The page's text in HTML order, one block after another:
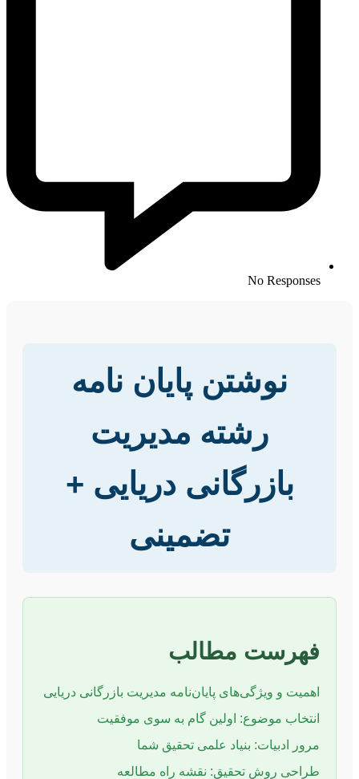
No Responses
نوشتن پایان نامه
رشته مدیریت
بازرگانی دریایی +
تضمینی
فهرست مطالب
اهمیت و ویژگی‌های پایان‌نامه مدیریت بازرگانی دریایی
انتخاب موضوع: اولین گام به سوی موفقیت
مرور ادبیات: بنیاد علمی تحقیق شما
طراحی روش تحقیق: نقشه راه مطالعه